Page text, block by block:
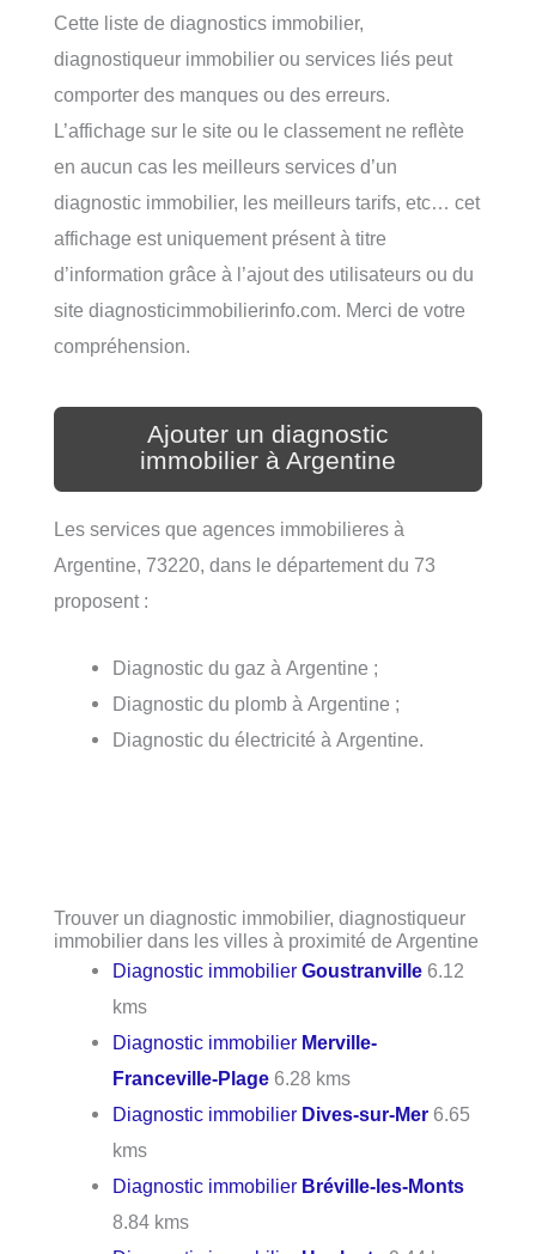
Cette liste de diagnostics immobilier,
diagnostiqueur immobilier ou services liés peut
comporter des manques ou des erreurs.
L’affichage sur le site ou le classement ne reflète
en aucun cas les meilleurs services d’un
diagnostic immobilier, les meilleurs tarifs, etc… cet
affichage est uniquement présent à titre
d’information grâce à l’ajout des utilisateurs ou du
site diagnosticimmobilierinfo.com. Merci de votre
compréhension.
Ajouter un diagnostic
immobilier à Argentine
Les services que agences immobilieres à
Argentine, 73220, dans le département du 73
proposent :
Diagnostic du gaz à Argentine ;
Diagnostic du plomb à Argentine ;
Diagnostic du électricité à Argentine.
Trouver un diagnostic immobilier, diagnostiqueur
immobilier dans les villes à proximité de Argentine
Diagnostic immobilierGoustranville 6.12
kms
Diagnostic immobilier Merville-
Franceville-Plage 6.28 kms
Diagnostic immobilier Dives-sur-Mer 6.65
kms
Diagnostic immobilier Bréville-les-Monts
8.84 kms